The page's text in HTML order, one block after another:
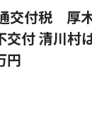
交付税 厚
交付 清川村
円